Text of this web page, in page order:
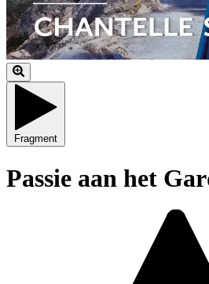
Fragment
Passie aan het